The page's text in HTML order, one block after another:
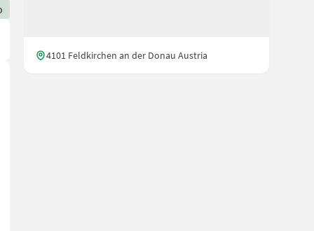
4101 Feldkirchen an der Donau Austria